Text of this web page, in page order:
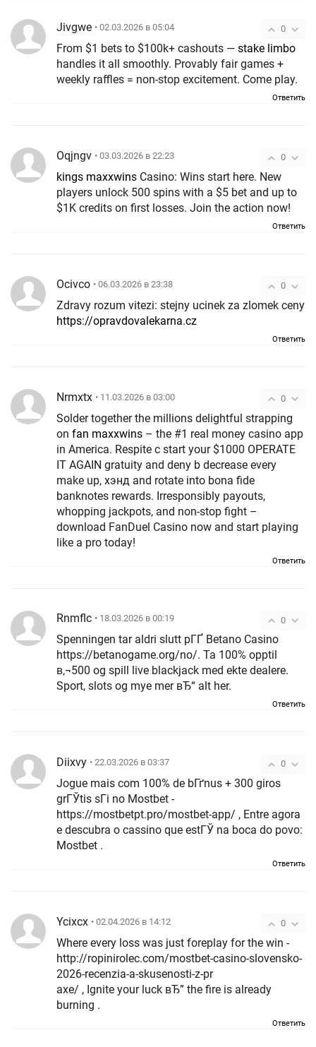
0
Jivgwe • 02.03.2026 в 05:04
From $1 bets to $100k+ cashouts — stake limbo
handles it all smoothly. Provably fair games +
weekly raffles = non-stop excitement. Come play.
Ответить
0
Oqjngv • 03.03.2026 в 22:23
kings maxxwins Casino: Wins start here. New
players unlock 500 spins with a $5 bet and up to
$1K credits on first losses. Join the action now!
Ответить
0
Ocivco • 06.03.2026 в 23:38
Zdravy rozum vitezi: stejny ucinek za zlomek ceny
https://opravdovalekarna.cz
Ответить
0
Nrmxtx • 11.03.2026 в 03:00
Solder together the millions delightful strapping
on fan maxxwins
in America. Respite c start your $1000 OPERATE
IT AGAIN gratuity and deny b decrease every
make up, хэнд and rotate into bona fide
banknotes rewards. Irresponsibly payouts,
whopping jackpots, and non-stop fight –
download FanDuel Casino now and start playing
like a pro today!
Ответить
0
Rnmflc • 18.03.2026 в 00:19
Spenningen tar aldri slutt pГҐ Betano Casino
https://betanogame.org/no/. Ta 100% opptil
в‚¬500 og spill live blackjack med ekte dealere.
Sport, slots og mye mer вЂ“ alt her.
Ответить
0
Diixvy • 22.03.2026 в 03:37
Jogue mais com 100% de bГґnus + 300 giros
grГЎtis sГі no Mostbet -
https://mostbetpt.pro/mostbet-app/ , Entre agora
e descubra o cassino que estГЎ na boca do povo:
Mostbet .
Ответить
0
Ycixcx • 02.04.2026 в 14:12
Where every loss was just foreplay for the win -
http://ropinirolec.com/mostbet-casino-slovensko-
2026-recenzia-a-skusenosti-z-pr
axe/ , Ignite your luck вЂ” the fire is already
burning .
Ответить